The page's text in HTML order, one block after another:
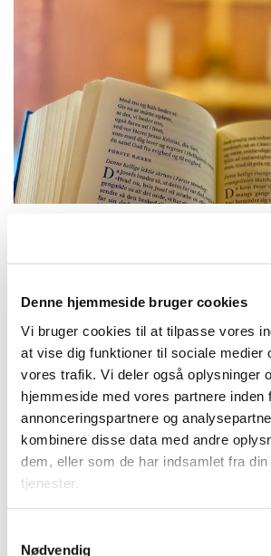
Denne hjemmeside bruger cookies
Vi bruger cookies til at tilpasse vores
at vise dig funktioner til sociale medier
vores trafik. Vi deler også oplysninger
hjemmeside med vores partnere inden
annonceringspartnere og
kombinere disse data med andre
dem, eller som de har indsamlet fra
tjenester.
Nødvendig
Frivillige og ansatte mødes til
om det, som vi gerne vil have bedt en
et par sange. Bagefter er der kaffe. Vi
kirkerummet (sideskibet) - så kom ind